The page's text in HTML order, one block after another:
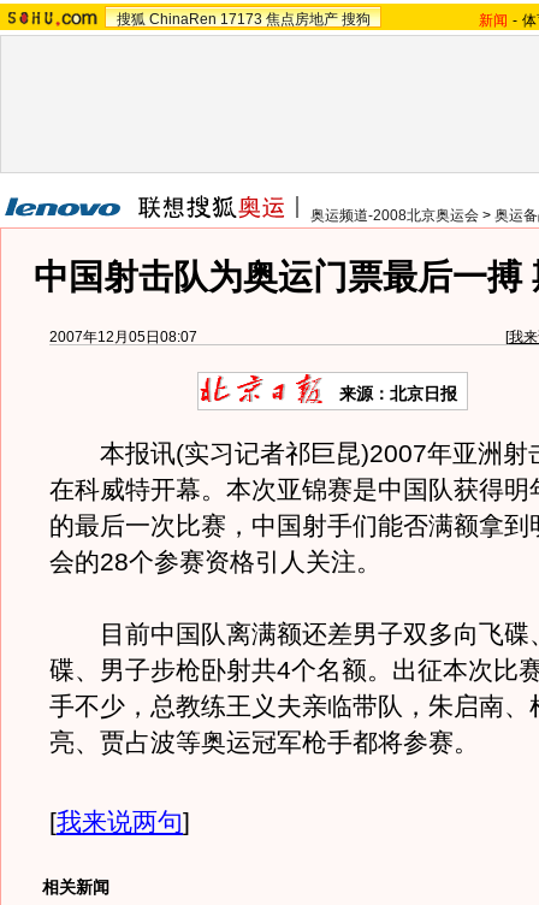
搜狐 ChinaRen 17173 焦点房地产 搜狗 新闻 -
奥运频道-2008北京奥运会 > 奥运
中国射击队为奥运门票最后一搏
2007年12月05日08:07 [我
来源：北京日报
本报讯(实习记者祁巨昆)2007年亚洲射
在科威特开幕。本次亚锦赛是中国队获得明
的最后一次比赛，中国射手们能否满额拿到
会的28个参赛资格引人关注。
目前中国队离满额还差男子双多向飞碟
碟、男子步枪卧射共4个名额。出征本次比
手不少，总教练王义夫亲临带队，朱启南、
亮、贾占波等奥运冠军枪手都将参赛。
[我来说两句]
相关新闻